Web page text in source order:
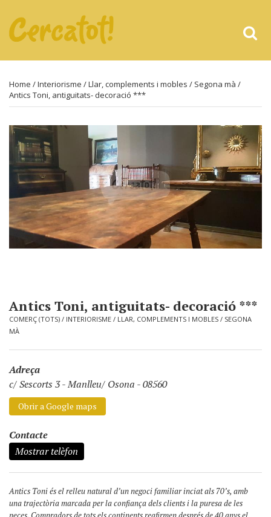
Home /Interiorisme /Llar, complements i mobles / Segona mà /
Antics Toni, antiguitats- decoració ***
Antics Toni, antiguitats- decoració ***
COMERÇ (TOTS) / INTERIORISME / LLAR, COMPLEMENTS I MOBLES / SEGONA
MÀ
Adreça
c/ Sescorts 3-Manlleu/ Osona - 08560
Obrir a Google maps
Contacte
Mostrar telèfon
Antics Toni és el relleu natural d’un negoci familiar inciat als 70’s, amb
una trajectòria marcada per la confiança dels clients i la puresa de les